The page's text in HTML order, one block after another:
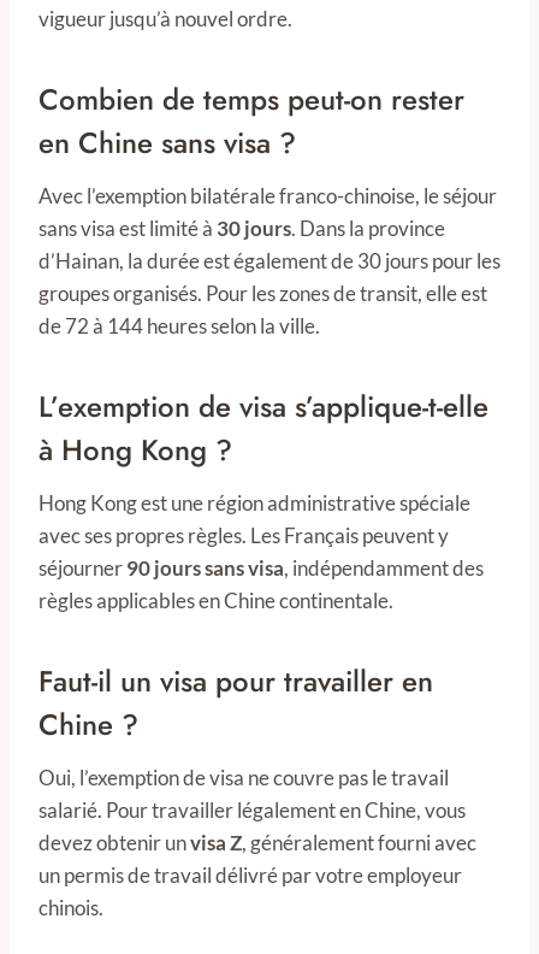
vigueur jusqu’à nouvel ordre.
Combien de temps peut-on rester
en Chine sans visa ?
Avec l’exemption bilatérale franco-chinoise, le séjour
sans visa est limité à 30 jours. Dans la province
d’Hainan, la durée est également de 30 jours pour les
groupes organisés. Pour les zones de transit, elle est
de 72 à 144 heures selon la ville.
L’exemption de visa s’applique-t-elle
à Hong Kong ?
Hong Kong est une région administrative spéciale
avec ses propres règles. Les Français peuvent y
séjourner90 jours sans visa, indépendamment des
règles applicables en Chine continentale.
Faut-il un visa pour travailler en
Chine ?
Oui, l’exemption de visa ne couvre pas le travail
salarié. Pour travailler légalement en Chine, vous
devez obtenir unvisa Z, généralement fourni avec
un permis de travail délivré par votre employeur
chinois.